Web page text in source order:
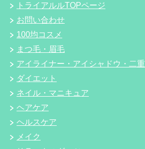
トライアルルTOPページ
お問い合わせ
100均コスメ
まつ毛・眉毛
アイライナー・アイシャドウ・二重
ダイエット
ネイル・マニキュア
ヘアケア
ヘルスケア
メイク